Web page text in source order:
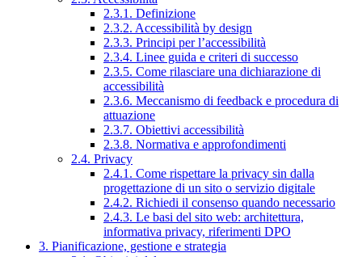
2.3.1. Definizione
2.3.2. Accessibilità by design
2.3.3. Principi per l’accessibilità
2.3.4. Linee guida e criteri di successo
2.3.5. Come rilasciare una dichiarazione di
accessibilità
2.3.6. Meccanismo di feedback e procedura di
attuazione
2.3.7. Obiettivi accessibilità
2.3.8. Normativa e approfondimenti
2.4. Privacy
2.4.1. Come rispettare la privacy sin dalla
progettazione di un sito o servizio digitale
2.4.2. Richiedi il consenso quando necessario
2.4.3. Le basi del sito web: architettura,
informativa privacy, riferimenti DPO
3. Pianificazione, gestione e strategia